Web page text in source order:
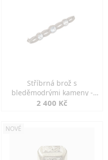
Stříbrná brož s
bleděmodrými kameny -
jemná elegance
2 400 Kč
NOVÉ